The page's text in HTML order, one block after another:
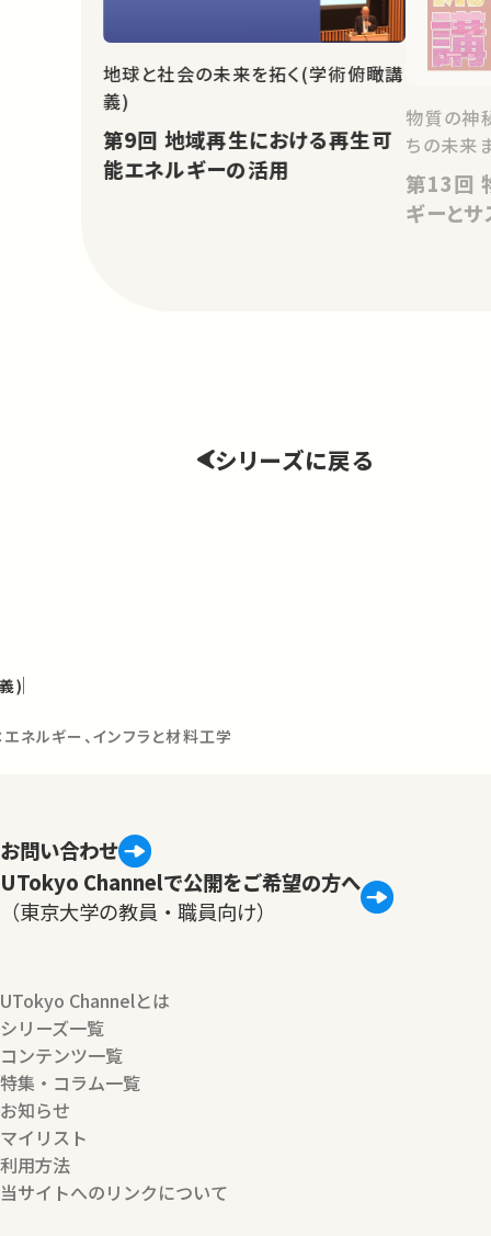
地球と社会の未来を拓く(学術俯瞰講
義)
第9回 地域再生における再生可
能エネルギーの活用
物質の神
ちの未来
第13回 物質科学が拓く新エネル
ギーと
シリーズに戻る
)
ネルギー、インフラと材料工学
お問い合わせ
UTokyo Channelで公開をご希望の方へ
（東京大学の教員・職員向け）
UTokyo Channelとは
シリーズ一覧
コンテンツ一覧
特集・コラム一覧
お知らせ
マイリスト
利用方法
当サイトへのリンクについて